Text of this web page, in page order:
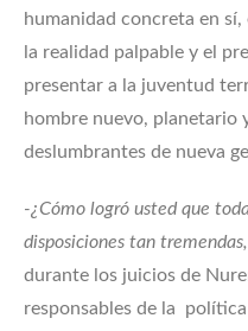
humanidad concreta en
la realidad palpable y el
presentar a la juventud
hombre nuevo, planetario
deslumbrantes de nueva
-¿Cómo logró usted que
disposiciones tan
durante los juicios de
responsables de la